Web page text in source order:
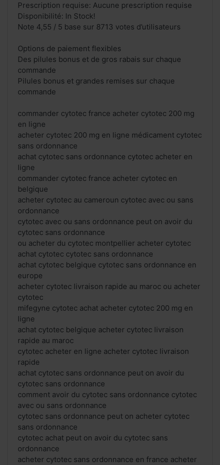
Prescription requise: Aucune prescription requise
Disponibilité: In Stock!
Note 4,55 / 5 base sur 8713 votes d’utilisateurs
Options de paiement flexibles
Des pilules bonus et de gros rabais sur chaque
commande
Pilules bonus et grandes remises sur chaque
commande
commander cytotec france acheter cytotec 200 mg
en ligne
acheter cytotec 200 mg en ligne médicament cytotec
sans ordonnance
achat cytotec sans ordonnance cytotec acheter en
ligne
commander cytotec france acheter cytotec en
belgique
acheter cytotec au cameroun cytotec avec ou sans
ordonnance
cytotec avec ou sans ordonnance peut on avoir du
cytotec sans ordonnance
ou acheter du cytotec montpellier acheter cytotec
achat cytotec cytotec sans ordonnance
achat cytotec belgique cytotec sans ordonnance en
europe
acheter cytotec livraison rapide au maroc ou acheter
cytotec
mifegyne cytotec achat acheter cytotec 200 mg en
ligne
achat cytotec belgique acheter cytotec livraison
rapide au maroc
cytotec acheter en ligne acheter cytotec livraison
rapide
achat cytotec sans ordonnance peut on avoir du
cytotec sans ordonnance
comment avoir du cytotec sans ordonnance cytotec
avec ou sans ordonnance
cytotec sans ordonnance peut on acheter cytotec
sans ordonnance
cytotec achat peut on avoir du cytotec sans
ordonnance
acheter cytotec sans ordonnance en france acheter